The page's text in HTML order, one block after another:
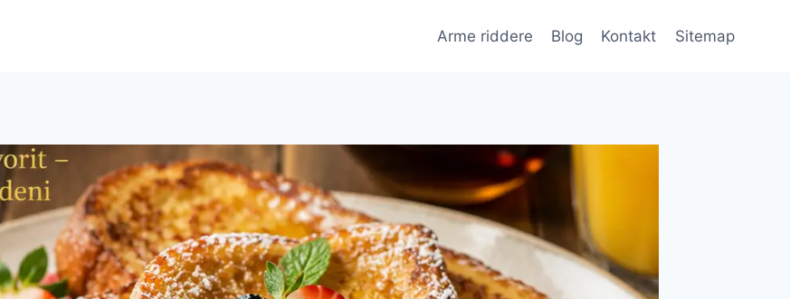
Arme riddere Blog Kontakt Sitemap